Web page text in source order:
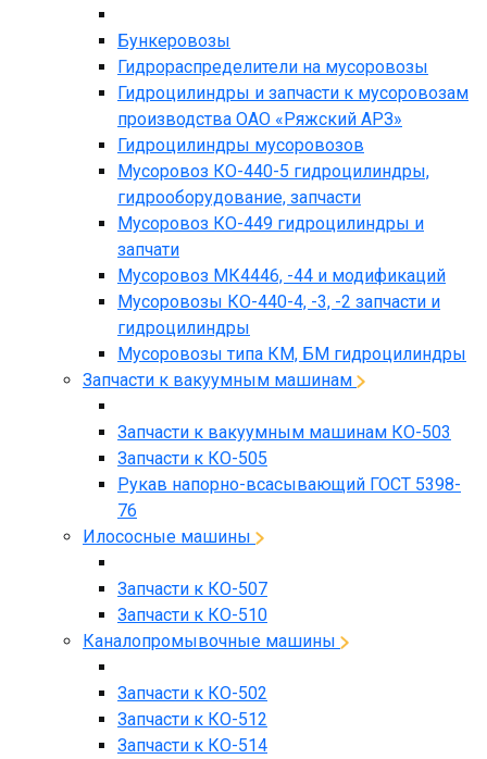
Бункеровозы
Гидрораспределители на мусоровозы
Гидроцилиндры и запчасти к мусоровозам
производства ОАО «Ряжский АРЗ»
Гидроцилиндры мусоровозов
Мусоровоз КО-440-5 гидроцилиндры,
гидрооборудование, запчасти
Мусоровоз КО-449 гидроцилиндры и
запчати
Мусоровоз МК4446, -44 и модификаций
Мусоровозы КО-440-4, -3, -2 запчасти и
гидроцилиндры
Мусоровозы типа КМ, БМ гидроцилиндры
Запчасти к вакуумным машинам
Запчасти к вакуумным машинам КО-503
Запчасти к КО-505
Рукав напорно-всасывающий ГОСТ 5398-
76
Илососные машины
Запчасти к КО-507
Запчасти к КО-510
Каналопромывочные машины
Запчасти к КО-502
Запчасти к КО-512
Запчасти к КО-514